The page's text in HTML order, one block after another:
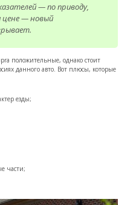
— по приводу,
цене — новый
положительные, однако стоит
данного авто. Вот плюсы, которые
езды;
части;